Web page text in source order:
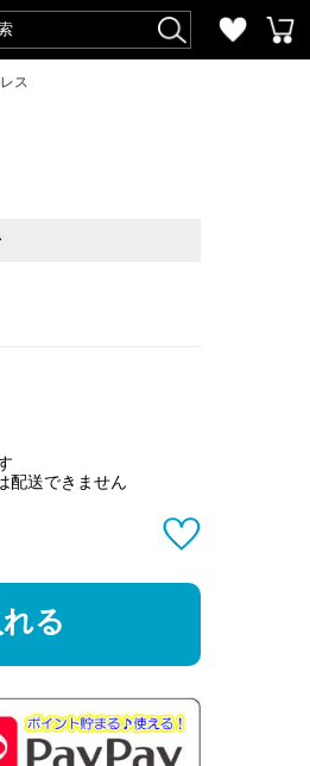
ス
配送できません
る